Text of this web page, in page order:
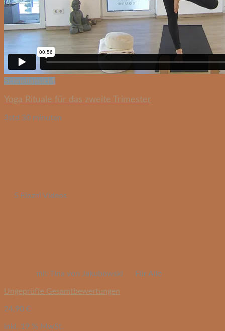
Schnellansicht
Yoga Rituale für das zweite Trimester
3std 30 minuten
5 Einzel Videos
mit Tina von Jakubowski Für Alle
Ungeprüfte Gesamtbewertungen
24,90 €
inkl. 19 % MwSt.